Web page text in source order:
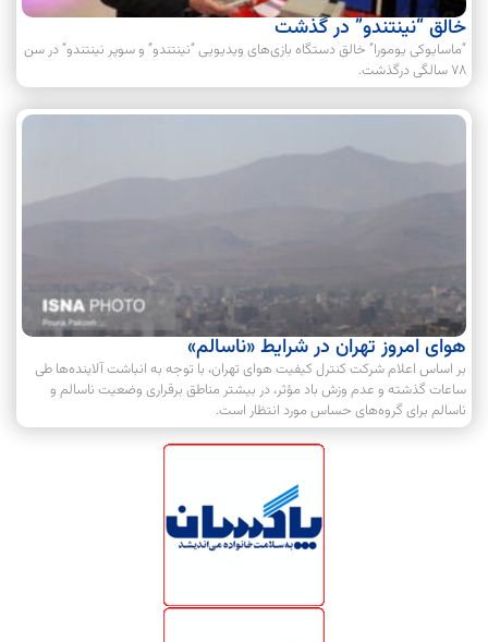
خالق “نینتندو” در گذشت
“ماسایوکی یومورا” خالق دستگاه بازی‌های ویدیویی “نینتندو” و سوپر نینتندو” در سن
۷۸ سالگی درگذشت.
هوای امروز تهران در شرایط «ناسالم»
بر اساس اعلام شرکت کنترل کیفیت هوای تهران، با توجه به انباشت آلاینده‌ها طی
ساعات گذشته و عدم وزش باد مؤثر، در بیشتر مناطق برقراری وضعیت ناسالم و
ناسالم برای گروه‌های حساس مورد انتظار است.